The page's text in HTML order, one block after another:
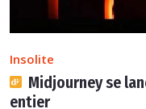
Insolite
Midjourney se
entier